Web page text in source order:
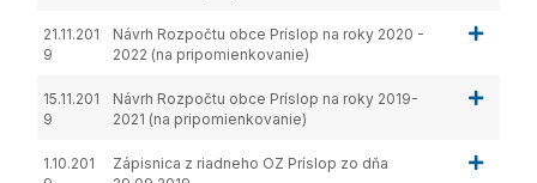
21.11.201
9
Návrh Rozpočtu obce Príslop na roky 2020 -
2022 (na pripomienkovanie)
15.11.201
9
Návrh Rozpočtu obce Príslop na roky 2019-
2021 (na pripomienkovanie)
1.10.201
Zápisnica z riadneho OZ Príslop zo dňa